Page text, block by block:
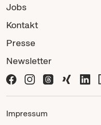
Jobs
Kontakt
Presse
Newsletter
Impressum